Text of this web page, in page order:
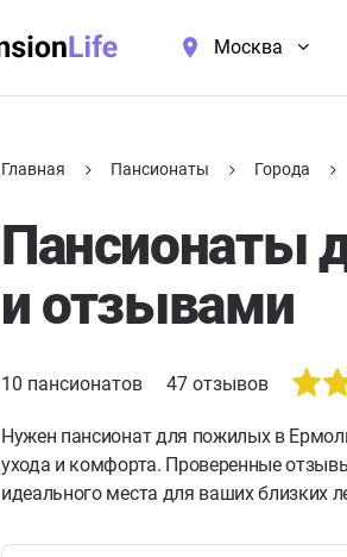
Москва
Главная Пансионаты Города
Пансионаты
и отзывами
10 пансионатов 47 отзывов
Нужен пансионат для пожилых в
ухода и комфорта. Проверенные
идеального места для ваших близких